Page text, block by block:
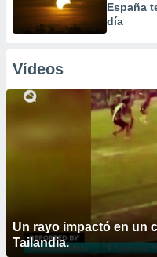
España
día
Vídeos
Un rayo impactó en un
Tailandia.